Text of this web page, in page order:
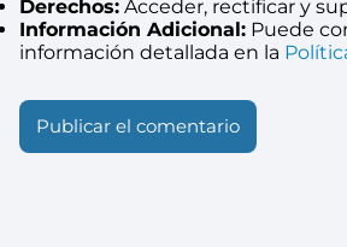
Derechos: Acceder, rectificar y
Información Adicional: Puede
información detallada en la